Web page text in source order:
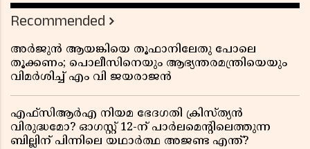
Recommended
അർജുൻ ആയങ്കിയെ തൂഫാനിലേതു പോലെ
തൂക്കണം; പൊലീസിനെയും ആഭ്യന്തരമന്ത്രിയെയും
വിമർശിച്ച് എം വി ജയരാജൻ
എഫ്സിആർഎ നിയമ ഭേദഗതി ക്രിസ്ത്യൻ
വിരുദ്ധമോ? ഓഗസ്റ്റ് 12-ന് പാർലമെന്റിലെത്തുന്ന
ബില്ലിന് പിന്നിലെ യഥാർത്ഥ അജണ്ട എന്ത്?